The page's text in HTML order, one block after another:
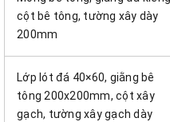
cột bê tông, tường xây dày
200mm
Lớp lót đá 40×60, giằng bê
tông 200x200mm, cột xây
gạch, tường xây gạch dày